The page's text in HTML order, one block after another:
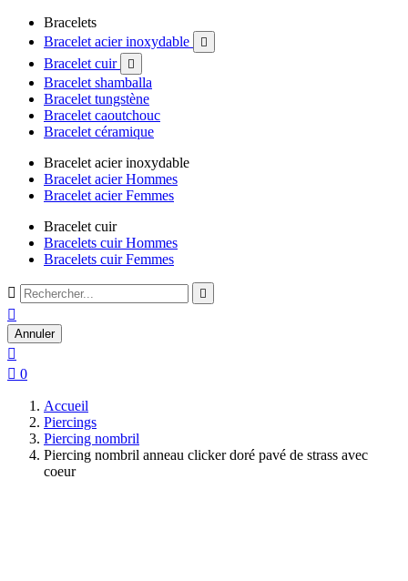
Bracelets
Bracelet acier inoxydable

Bracelet cuir 
Bracelet shamballa
Bracelet tungstène
Bracelet caoutchouc
Bracelet céramique
Bracelet acier inoxydable
Bracelet acier Hommes
Bracelet acier Femmes
Bracelet cuir
Bracelets cuir Hommes
Bracelets cuir Femmes
 

Annuler

 0
Accueil
Piercings
Piercing nombril
Piercing nombril anneau clicker doré pavé de strass avec
coeur